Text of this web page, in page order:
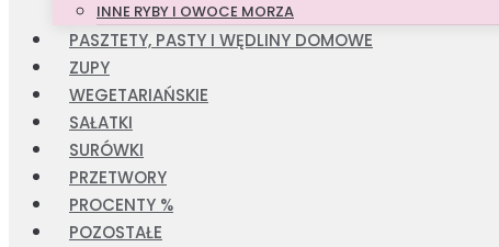
INNE RYBY I OWOCE MORZA
PASZTETY, PASTY I WĘDLINY DOMOWE
ZUPY
WEGETARIAŃSKIE
SAŁATKI
SURÓWKI
PRZETWORY
PROCENTY %
POZOSTAŁE